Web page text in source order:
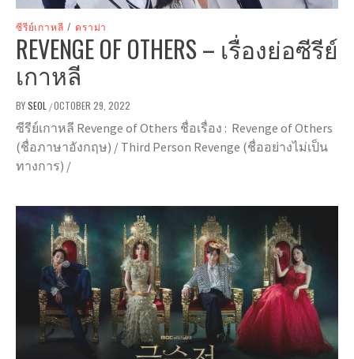
ซีรีย์เกาหลี / ดราม่า
REVENGE OF OTHERS – เรื่องย่อซีรีย์
เกาหลี
BYSEOL /OCTOBER 29, 2022
ซีรีย์เกาหลี Revenge of Others ชื่อเรื่อง : Revenge of Others
(ชื่อภาษาอังกฤษ) / Third Person Revenge (ชื่ออย่างไม่เป็น
ทางการ) /